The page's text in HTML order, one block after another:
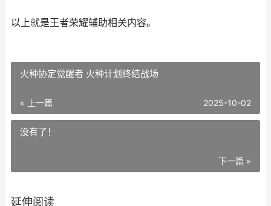
以上就是王者荣耀辅助相关内容。
火种协定觉醒者 火种计划终结战场
« 上一篇 2025-10-02
没有了！
下一篇 »
延伸阅读